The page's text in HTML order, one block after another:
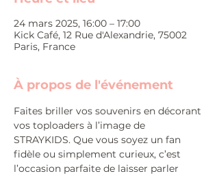
24 mars 2025, 16:00 – 17:00
Kick Café, 12 Rue d'Alexandrie, 75002
Paris, France
À propos de l'événement
Faites briller vos souvenirs en décorant
vos toploaders à l’image de
STRAYKIDS. Que vous soyez un fan
fidèle ou simplement curieux, c’est
l’occasion parfaite de laisser parler